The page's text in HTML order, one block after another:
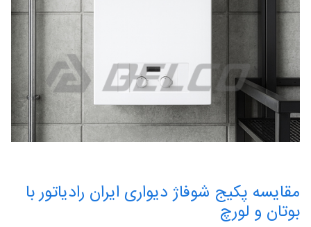
مقایسه پکیج شوفاژ دیواری ایران رادیاتور با
بوتان و لورچ